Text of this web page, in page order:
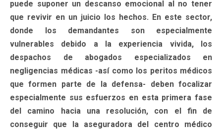
puede suponer un descanso emocional al no tener
que revivir en un juicio los hechos. En este sector,
donde los demandantes son especialmente
vulnerables debido a la experiencia vivida, los
despachos de abogados especializados en
negligencias médicas -así como los peritos médicos
que formen parte de la defensa- deben focalizar
especialmente sus esfuerzos en esta primera fase
del camino hacia una resolución, con el fin de
conseguir que la aseguradora del centro médico